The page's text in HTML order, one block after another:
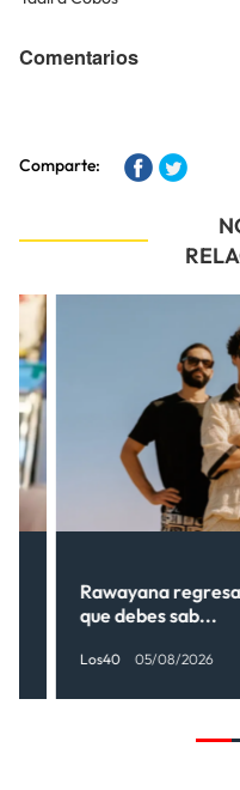
Comentarios
Comparte:
Rawayana
que debes sab...
Los40 05/08/2026